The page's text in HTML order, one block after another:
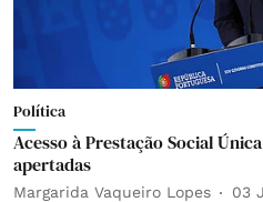
Política
Acesso à Prestação Social
apertadas
Margarida Vaqueiro Lopes 03